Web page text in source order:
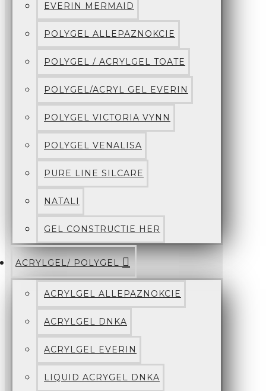
EVERIN MERMAID
POLYGEL ALLEPAZNOKCIE
POLYGEL / ACRYLGEL TOATE
POLYGEL/ACRYL GEL EVERIN
POLYGEL VICTORIA VYNN
POLYGEL VENALISA
PURE LINE SILCARE
NATALI
GEL CONSTRUCTIE HER
ACRYLGEL/ POLYGEL
ACRYLGEL ALLEPAZNOKCIE
ACRYLGEL DNKA
ACRYLGEL EVERIN
LIQUID ACRYGEL DNKA